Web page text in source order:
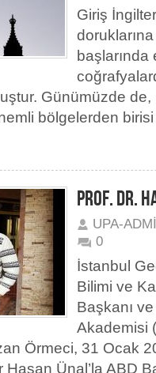
Giriş
doruklarına
Günümüzde de,
bölgelerden
PROF. DR.
UPA-
0
İstanbul
Bilimi ve
Başkanı
Akademisi
Örmeci, 31 Ocak
Hasan Ünal’la ABD